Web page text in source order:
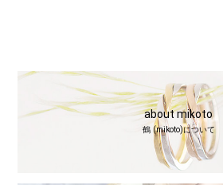
about mikoto
鶴 (mikoto)について